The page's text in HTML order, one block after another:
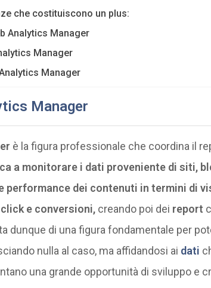
che costituiscono un plus:
Analytics Manager
Manager
Manager
Manager
è la figura professionale che coordina il
a monitorare i dati proveniente di siti,
performance dei contenuti in termini di
e conversioni, creando poi dei report
dunque di una figura fondamentale per
nulla al caso, ma affidandosi ai dati
una grande opportunità di sviluppo e